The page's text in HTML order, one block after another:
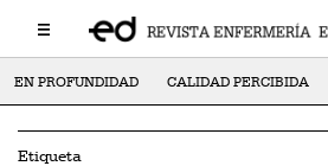
EN PROFUNDIDAD CALIDAD PERCIBIDA
Etiqueta